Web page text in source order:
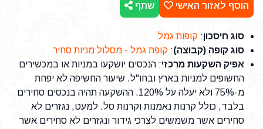
הוסף לאזור האישי שתף
סוג חיסכון: קופות גמל
סוג קופה (קבוצה): קופת גמל - מסלול מניות סחיר
אפיק השקעות מרכזי: הנכסים יושקעו במניות או במכשירים
החשופים למניות בארץ ובחו"ל. שיעור החשיפה לא יפחת
מ-75% ולא יעלה על 120%. ההשקעה תהיה בנכסים סחירים
בלבד, כולל קרנות נאמנות וקרנות סל. למעט, נגזרים לא
סחירים אשר משמשים לצרכי גידור ונגזרים לא סחירים אשר